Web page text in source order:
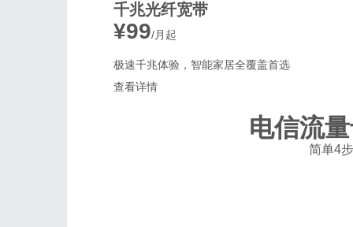
千兆光纤宽带
¥99/月起
极速千兆体验，智能家居全覆盖首选
查看详情
电信流
简单4